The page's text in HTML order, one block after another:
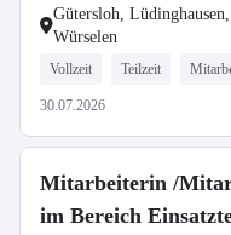
Gütersloh,
Würselen
Vollzeit Teilzeit
30.07.2026
Mitarbeiterin /
im Bereich